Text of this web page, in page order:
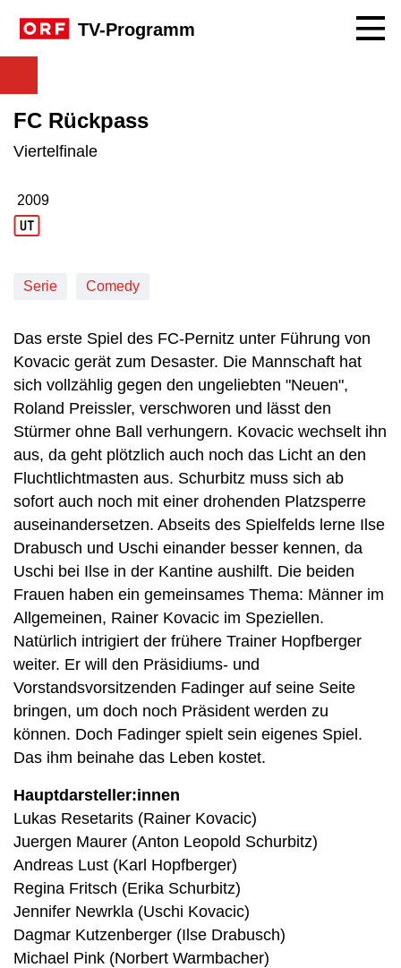
TV-Programm
FC Rückpass
Viertelfinale
Produktionsjahr: 2009
2009
Serie Comedy
Das erste Spiel des FC-Pernitz unter Führung von
Kovacic gerät zum Desaster. Die Mannschaft hat
sich vollzählig gegen den ungeliebten "Neuen",
Roland Preissler, verschworen und lässt den
Stürmer ohne Ball verhungern. Kovacic wechselt ihn
aus, da geht plötzlich auch noch das Licht an den
Fluchtlichtmasten aus. Schurbitz muss sich ab
sofort auch noch mit einer drohenden Platzsperre
auseinandersetzen. Abseits des Spielfelds lerne Ilse
Drabusch und Uschi einander besser kennen, da
Uschi bei Ilse in der Kantine aushilft. Die beiden
Frauen haben ein gemeinsames Thema: Männer im
Allgemeinen, Rainer Kovacic im Speziellen.
Natürlich intrigiert der frühere Trainer Hopfberger
weiter. Er will den Präsidiums- und
Vorstandsvorsitzenden Fadinger auf seine Seite
bringen, um doch noch Präsident werden zu
können. Doch Fadinger spielt sein eigenes Spiel.
Das ihm beinahe das Leben kostet.
Hauptdarsteller:innen
Lukas Resetarits (Rainer Kovacic)
Juergen Maurer (Anton Leopold Schurbitz)
Andreas Lust (Karl Hopfberger)
Regina Fritsch (Erika Schurbitz)
Jennifer Newrkla (Uschi Kovacic)
Dagmar Kutzenberger (Ilse Drabusch)
Michael Pink (Norbert Warmbacher)